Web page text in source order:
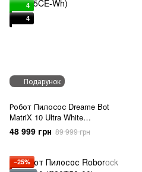
Подарунок
4
4
Робот Пилосос Dreame Bot
MatriX 10 Ultra White
(RLX95CE-Wh)
48 999 грн 89 999 грн
−25%